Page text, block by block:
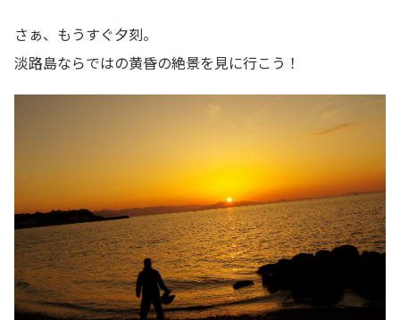
さぁ、もうすぐ夕刻。
淡路島ならではの黄昏の絶景を見に行こう！